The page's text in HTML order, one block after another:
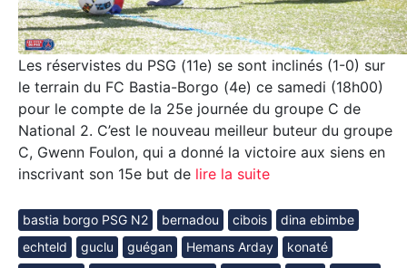
Les réservistes du PSG (11e) se sont inclinés (1-0) sur
le terrain du FC Bastia-Borgo (4e) ce samedi (18h00)
pour le compte de la 25e journée du groupe C de
National 2. C’est le nouveau meilleur buteur du groupe
C, Gwenn Foulon, qui a donné la victoire aux siens en
inscrivant son 15e but de lire la suite
bastia borgo PSG N2 bernadou cibois
dina ebimbe
echteld
guclu guégan Hemans Arday
konaté